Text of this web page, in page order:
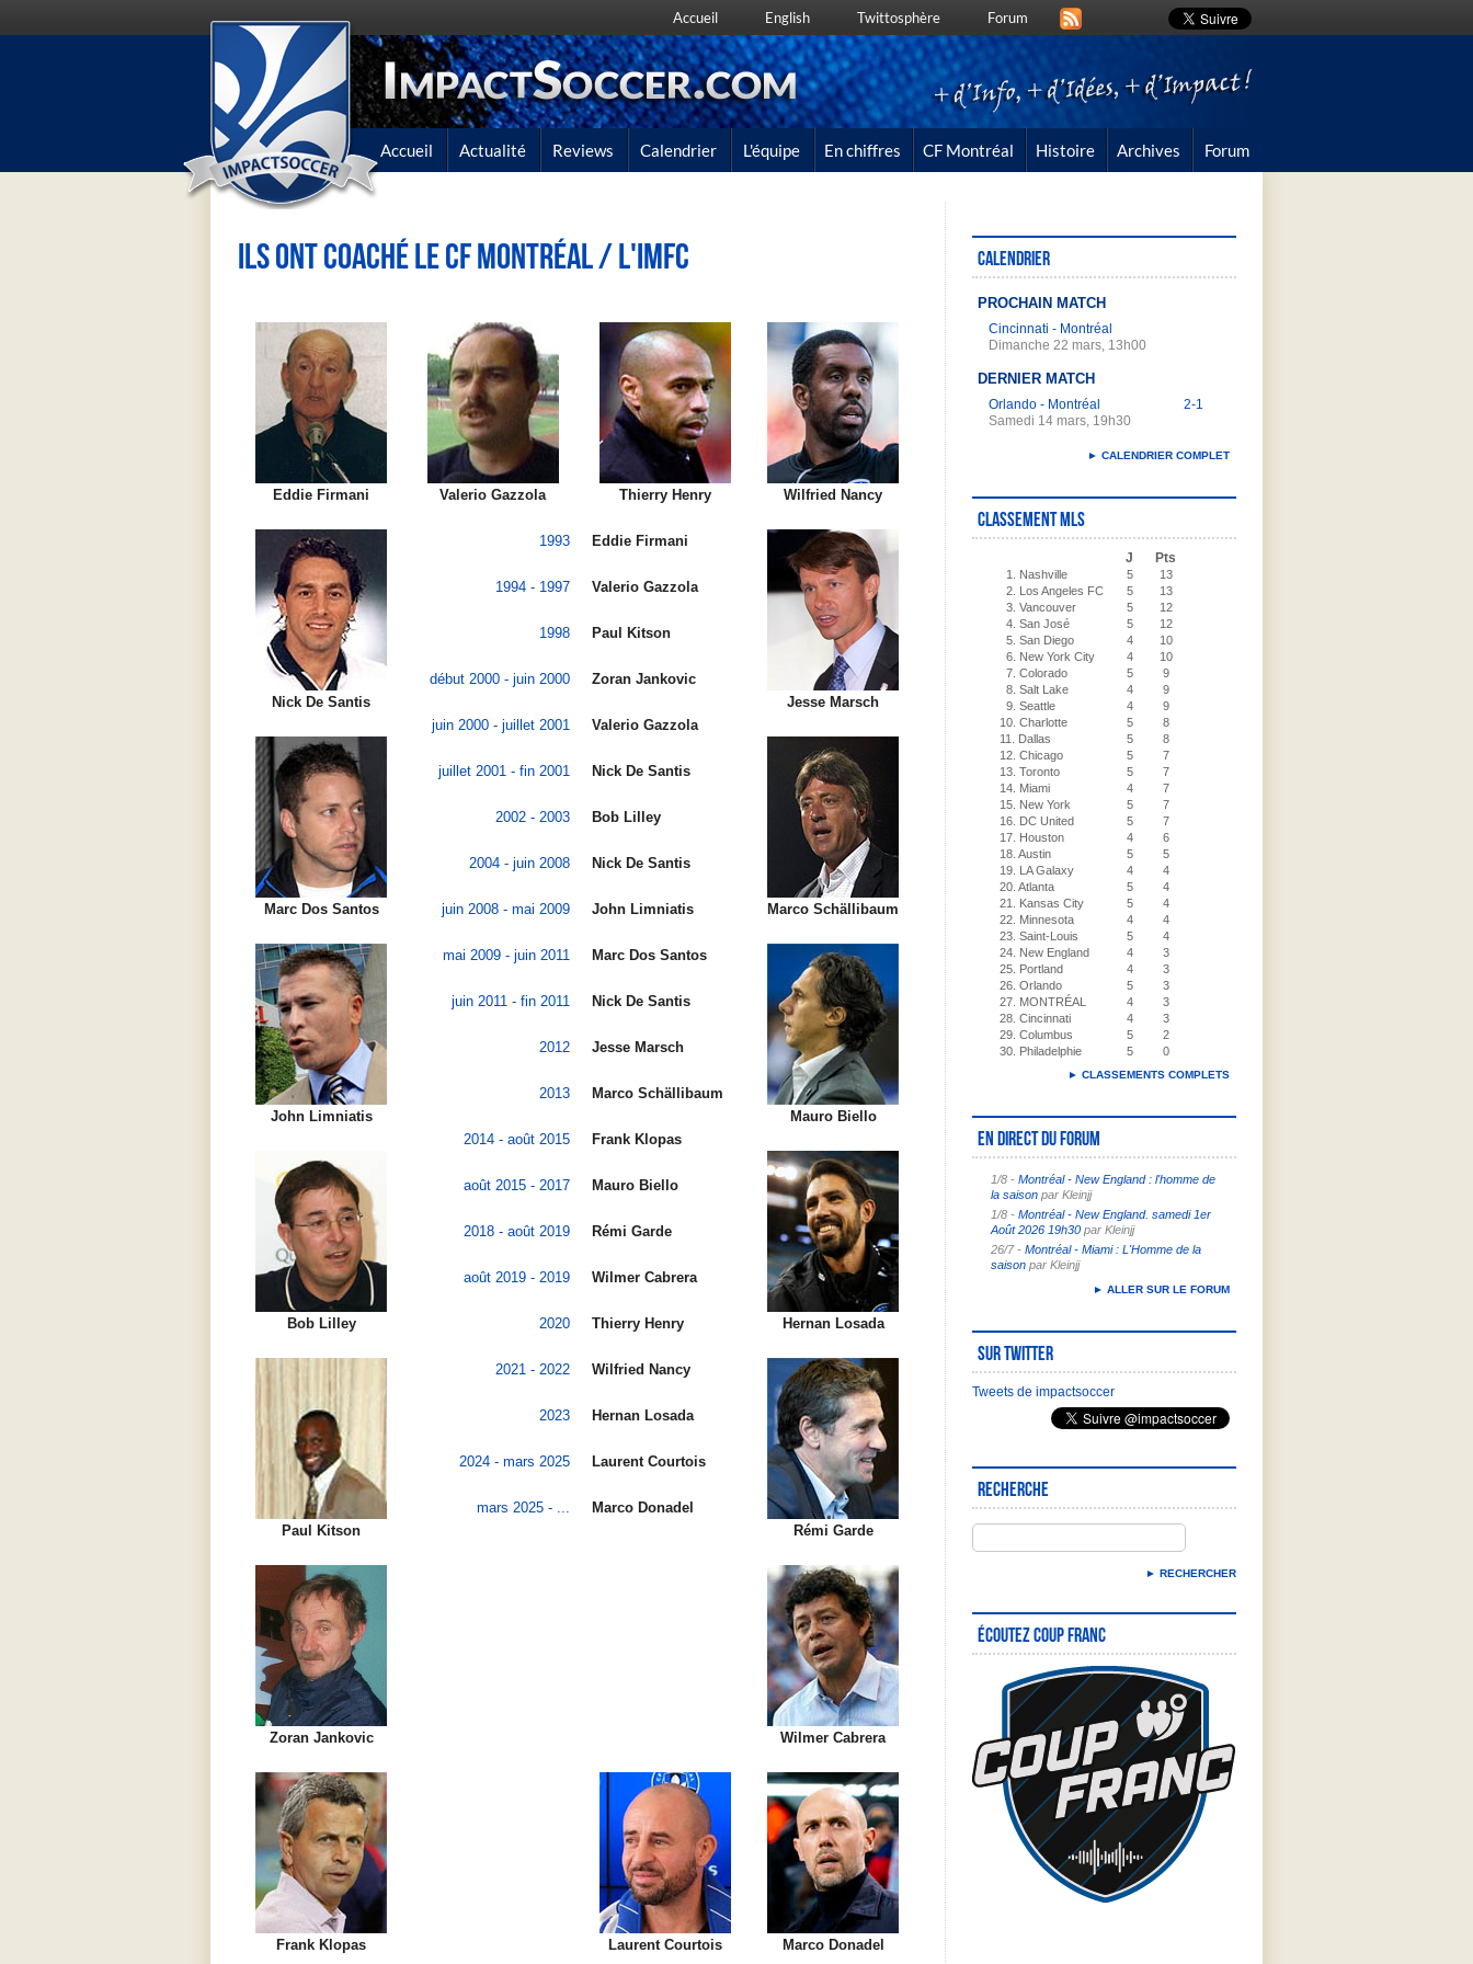
Accueil English Twittosphère Forum
Accueil Actualité Reviews Calendrier L'équipe En chiffres CF Montréal Histoire Archives Forum
Ils ont coaché le CF Montréal / l'IMFC
Eddie Firmani Valerio Gazzola Thierry Henry Wilfried Nancy
Nick De Santis
Marc Dos Santos
John Limniatis
Bob Lilley
Paul Kitson
Zoran Jankovic
1993
1994 - 1997
1998
début 2000 - juin 2000
juin 2000 - juillet 2001
juillet 2001 - fin 2001
2002 - 2003
2004 - juin 2008
juin 2008 - mai 2009
mai 2009 - juin 2011
juin 2011 - fin 2011
2012
2013
2014 - août 2015
août 2015 - 2017
2018 - août 2019
août 2019 - 2019
2020
2021 - 2022
2023
2024 - mars 2025
mars 2025 - ...
Eddie Firmani
Valerio Gazzola
Paul Kitson
Zoran Jankovic
Valerio Gazzola
Nick De Santis
Bob Lilley
Nick De Santis
John Limniatis
Marc Dos Santos
Nick De Santis
Jesse Marsch
Marco Schällibaum
Frank Klopas
Mauro Biello
Rémi Garde
Wilmer Cabrera
Thierry Henry
Wilfried Nancy
Hernan Losada
Laurent Courtois
Marco Donadel
Jesse Marsch
Marco Schällibaum
Mauro Biello
Hernan Losada
Rémi Garde
Wilmer Cabrera
Frank Klopas Laurent Courtois Marco Donadel
Calendrier
PROCHAIN MATCH
Cincinnati - Montréal
Dimanche 22 mars, 13h00
DERNIER MATCH
Orlando - Montréal
2-1
Samedi 14 mars, 19h30
► CALENDRIER COMPLET
Classement MLS
J Pts
1. Nashville 5
13
2. Los Angeles FC
5
13
3. Vancouver
5
12
4. San José
5
12
5. San Diego
4
10
6. New York City
4
10
7. Colorado
5
9
8. Salt Lake
4
9
9. Seattle
4
9
10. Charlotte
5
8
11. Dallas
5
8
12. Chicago
5
7
13. Toronto
5
7
14. Miami
4
7
15. New York
5
7
16. DC United
5
7
17. Houston
4
6
18. Austin
5
5
19. LA Galaxy
4
4
20. Atlanta
5
4
21. Kansas City
5
4
22. Minnesota
4
4
23. Saint-Louis
5
4
24. New England
4
3
25. Portland
4
3
26. Orlando
5
3
27. MONTRÉAL
4
3
28. Cincinnati
4
3
29. Columbus
5
2
30. Philadelphie
5 0
► CLASSEMENTS COMPLETS
En direct du forum
1/8 - Montréal - New England : l'homme de
la saison par Kleinjj
1/8 - Montréal - New England. samedi 1er
Août 2026 19h30 par Kleinjj
26/7 - Montréal - Miami : L'Homme de la
saison par Kleinjj
► ALLER SUR LE FORUM
Sur Twitter
Tweets de impactsoccer
Recherche
Écoutez Coup Franc